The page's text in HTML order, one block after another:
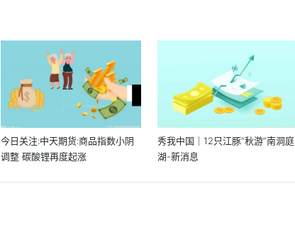
今日关注:中天期货:商品指数小阴
调整 碳酸锂再度起涨
秀我中国｜12只江豚“秋游”南洞庭
湖-新消息